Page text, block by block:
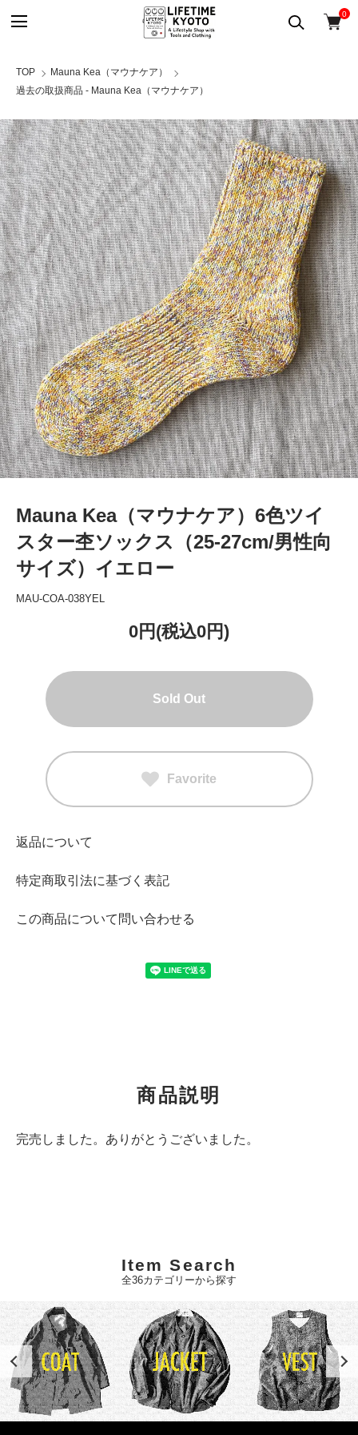
0
TOP
Mauna Kea（マウナケア）
過去の取扱商品 - Mauna Kea（マウナケア）
Mauna Kea（マウナケア）6色ツイ
スター杢ソックス（25-27cm/男性向
サイズ）イエロー
MAU-COA-038YEL
0円(税込0円)
Sold Out
Favorite
返品について
特定商取引法に基づく表記
この商品について問い合わせる
商品説明
完売しました。ありがとうございました。
Item Search
全36カテゴリーから探す